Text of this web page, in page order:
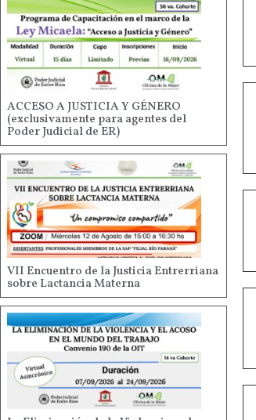
ACCESO A JUSTICIA Y GÉNERO
(exclusivamente para agentes del
Poder Judicial de ER)
VII Encuentro de la Justicia Entrerriana
sobre Lactancia Materna